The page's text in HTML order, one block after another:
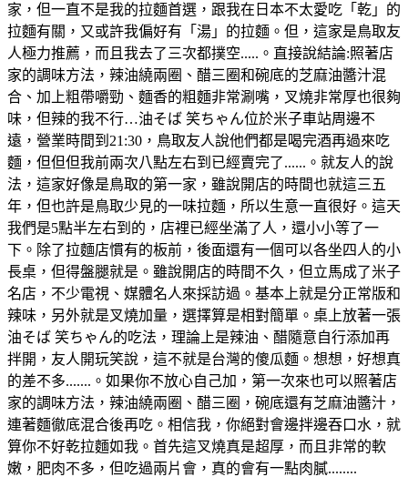
家，但一直不是我的拉麵首選，跟我在日本不太愛吃「乾」的
拉麵有關，又或許我偏好有「湯」的拉麵。但，這家是鳥取友
人極力推薦，而且我去了三次都撲空.....。直接說結論:照著店
家的調味方法，辣油繞兩圈、醋三圈和碗底的芝麻油醬汁混
合、加上粗帶嚼勁、麵香的粗麵非常涮嘴，叉燒非常厚也很夠
味，但辣的我不行…油そば 笑ちゃん位於米子車站周邊不
遠，營業時間到21:30，鳥取友人說他們都是喝完酒再過來吃
麵，但但但我前兩次八點左右到已經賣完了......。就友人的說
法，這家好像是鳥取的第一家，雖說開店的時間也就這三五
年，但也許是鳥取少見的一味拉麵，所以生意一直很好。這天
我們是5點半左右到的，店裡已經坐滿了人，還小小等了一
下。除了拉麵店慣有的板前，後面還有一個可以各坐四人的小
長桌，但得盤腿就是。雖說開店的時間不久，但立馬成了米子
名店，不少電視、媒體名人來採訪過。基本上就是分正常版和
辣味，另外就是叉燒加量，選擇算是相對簡單。桌上放著一張
油そば 笑ちゃん的吃法，理論上是辣油、醋隨意自行添加再
拌開，友人開玩笑說，這不就是台灣的傻瓜麵。想想，好想真
的差不多.......。如果你不放心自己加，第一次來也可以照著店
家的調味方法，辣油繞兩圈、醋三圈，碗底還有芝麻油醬汁，
連著麵徹底混合後再吃。相信我，你絕對會邊拌邊吞口水，就
算你不好乾拉麵如我。首先這叉燒真是超厚，而且非常的軟
嫩，肥肉不多，但吃過兩片會，真的會有一點肉膩........